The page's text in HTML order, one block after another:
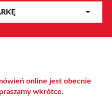
online jest obecnie
wkrótce.